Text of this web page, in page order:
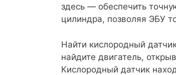
здесь — обеспечить
цилиндра, позволяя ЭБУ
Найти кислородный
найдите двигатель,
Кислородный датчик